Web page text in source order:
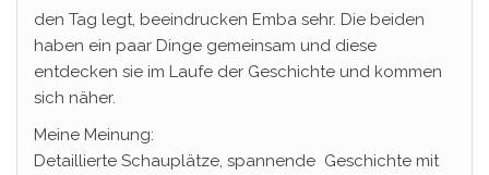
den Tag legt, beeindrucken Emba sehr. Die beiden
haben ein paar Dinge gemeinsam und diese
entdecken sie im Laufe der Geschichte und kommen
sich näher.
Meine Meinung:
Detaillierte Schauplätze, spannende Geschichte mit